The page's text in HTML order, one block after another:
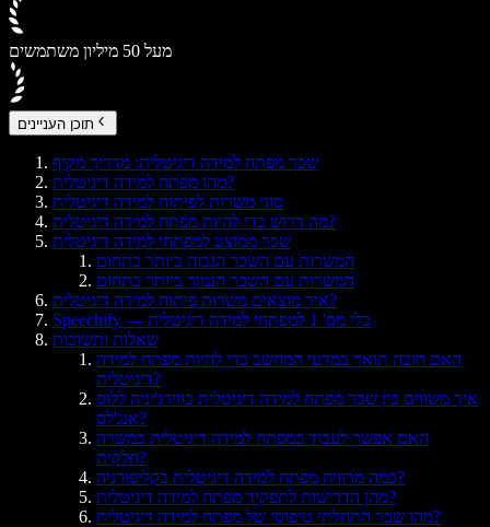
מעל 50 מיליון משתמשים
תוכן העניינים
שכר מפתח למידה דיגיטלית: מדריך מקיף
מהו מפתח למידה דיגיטלית?
סוגי משרות לפיתוח למידה דיגיטלית
מה דרוש כדי להיות מפתח למידה דיגיטלית?
שכר ממוצע למפתחי למידה דיגיטלית
המשרות עם השכר הגבוה ביותר בתחום
המשרות עם השכר הנמוך ביותר בתחום
איך מוצאים משרות פיתוח למידה דיגיטלית?
Speechify — כלי מס' 1 למפתחי למידה דיגיטלית
שאלות ותשובות
האם חובה תואר במדעי המחשב כדי להיות מפתח למידה
דיגיטלית?
איך משווים בין שכר מפתח למידה דיגיטלית בווירג'יניה ללוס
אנג'לס?
האם אפשר לעבוד כמפתח למידה דיגיטלית במשרה
חלקית?
כמה מרוויח מפתח למידה דיגיטלית בקליפורניה?
מהן הדרישות לתפקיד מפתח למידה דיגיטלית?
מהו שכר התחלתי טיפוסי של מפתח למידה דיגיטלית?